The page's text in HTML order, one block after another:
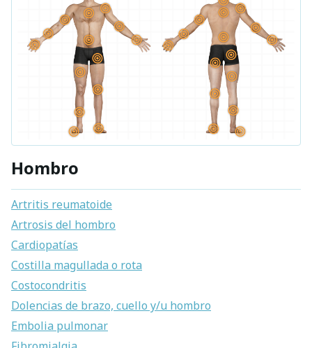
Hombro
Artritis reumatoide
Artrosis del hombro
Cardiopatías
Costilla magullada o rota
Costocondritis
Dolencias de brazo, cuello y/u hombro
Embolia pulmonar